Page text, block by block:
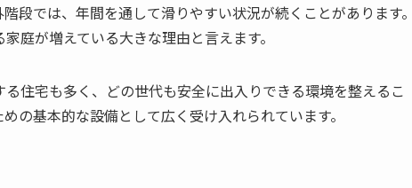
段では、年間を通して滑りやすい状況が続くことがあります
庭が増えている大きな理由と言えます。
住宅も多く、どの世代も安全に出入りできる環境を整えるこ
の基本的な設備として広く受け入れられています。